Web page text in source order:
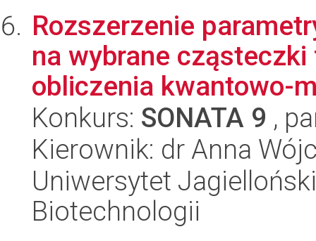
Rozszerzenie
na wybrane
obliczenia kwantowo-
Konkurs: SONATA 9 ,
Kierownik: dr Anna
Uniwersytet
Biotechnologii